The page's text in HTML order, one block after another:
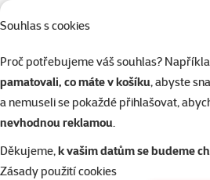
Souhlas s cookies
Proč potřebujeme váš souhlas?
pamatovali, co máte v košíku, abyste
a nemuseli se pokaždé přihlašovat,
nevhodnou reklamou.
Děkujeme,k vašim datům se budeme
Zásady použití cookies
Napište nám